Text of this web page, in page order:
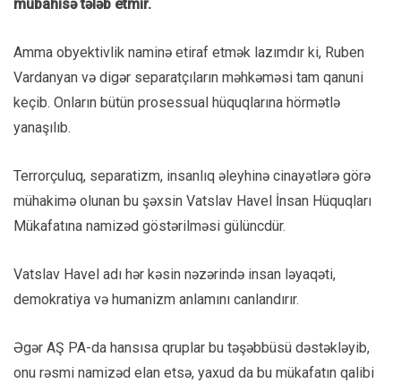
mübahisə tələb etmir.
Amma obyektivlik naminə etiraf etmək lazımdır ki, Ruben
Vardanyan və digər separatçıların məhkəməsi tam qanuni
keçib. Onların bütün prosessual hüquqlarına hörmətlə
yanaşılıb.
Terrorçuluq, separatizm, insanlıq əleyhinə cinayətlərə görə
mühakimə olunan bu şəxsin Vatslav Havel İnsan Hüquqları
Mükafatına namizəd göstərilməsi gülüncdür.
Vatslav Havel adı hər kəsin nəzərində insan ləyaqəti,
demokratiya və humanizm anlamını canlandırır.
Əgər AŞ PA-da hansısa qruplar bu təşəbbüsü dəstəkləyib,
onu rəsmi namizəd elan etsə, yaxud da bu mükafatın qalibi